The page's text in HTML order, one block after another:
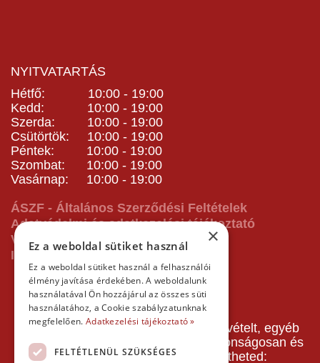
NYITVATARTÁS
Hétfő: 10:00 - 19:00
Kedd: 10:00 - 19:00
Szerda: 10:00 - 19:00
Csütörtök: 10:00 - 19:00
Péntek: 10:00 - 19:00
Szombat: 10:00 - 19:00
Vasárnap: 10:00 - 19:00
ÁSZF - Általános Szerződési Feltételek
Adatvédelmi és adatkezelési tájékoztató
Vásárlás előtti tájékoztató
Impresszum
A pályafoglalást, gokartverseny részvételt, egyéb
termékeinket, szolgáltatásainkat biztonságosan és
gyorsan bankkártyával is kifizetheted:
×
Ez a weboldal sütiket használ
Ez a weboldal sütiket használ a felhasználói
élmény javítása érdekében. A weboldalunk
használatával Ön hozzájárul az összes süti
használatához, a Cookie szabályzatunknak
megfelelően. Adatkezelési tájékoztató »
FELTÉTLENÜL SZÜKSÉGES